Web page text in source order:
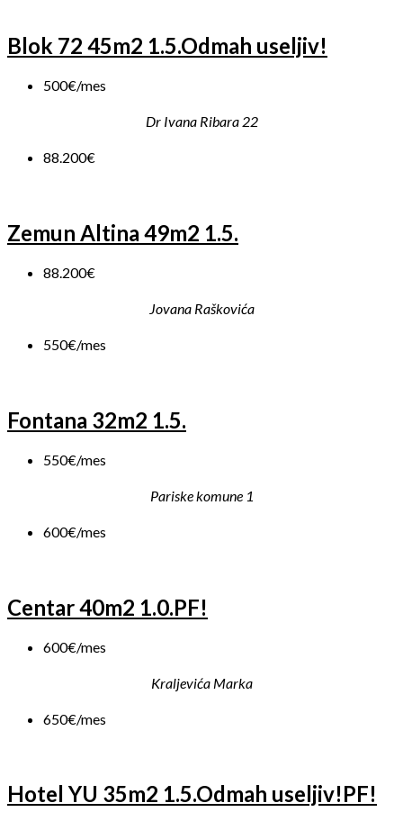
Blok 72 45m2 1.5.Odmah useljiv!
500€/mes
Dr Ivana Ribara 22
88.200€
Zemun Altina 49m2 1.5.
88.200€
Jovana Raškovića
550€/mes
Fontana 32m2 1.5.
550€/mes
Pariske komune 1
600€/mes
Centar 40m2 1.0.PF!
600€/mes
Kraljevića Marka
650€/mes
Hotel YU 35m2 1.5.Odmah useljiv!PF!